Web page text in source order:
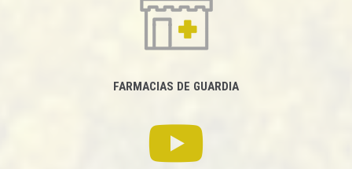
FARMACIAS DE GUARDIA